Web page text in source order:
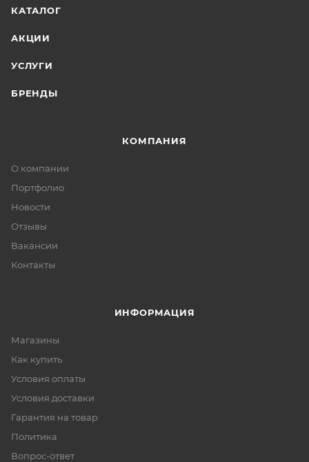
КАТАЛОГ
АКЦИИ
УСЛУГИ
БРЕНДЫ
КОМПАНИЯ
О компании
Портфолио
Новости
Отзывы
Вакансии
Контакты
ИНФОРМАЦИЯ
Магазины
Как купить
Условия оплаты
Условия доставки
Гарантия на товар
Политика
Вопрос-ответ